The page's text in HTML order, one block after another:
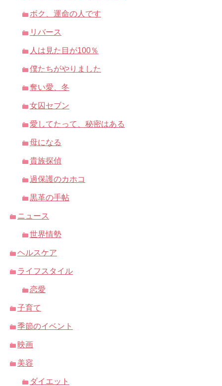
ボク、運命の人です
リバース
人は見た目が100％
僕たちがやりました
奪い愛、冬
女囚セブン
愛してたって、秘密はある
母になる
貴族探偵
過保護のカホコ
黒革の手帖
ニュース
世界情勢
ヘルスケア
ライフスタイル
恋愛
子育て
季節のイベント
映画
美容
ダイエット